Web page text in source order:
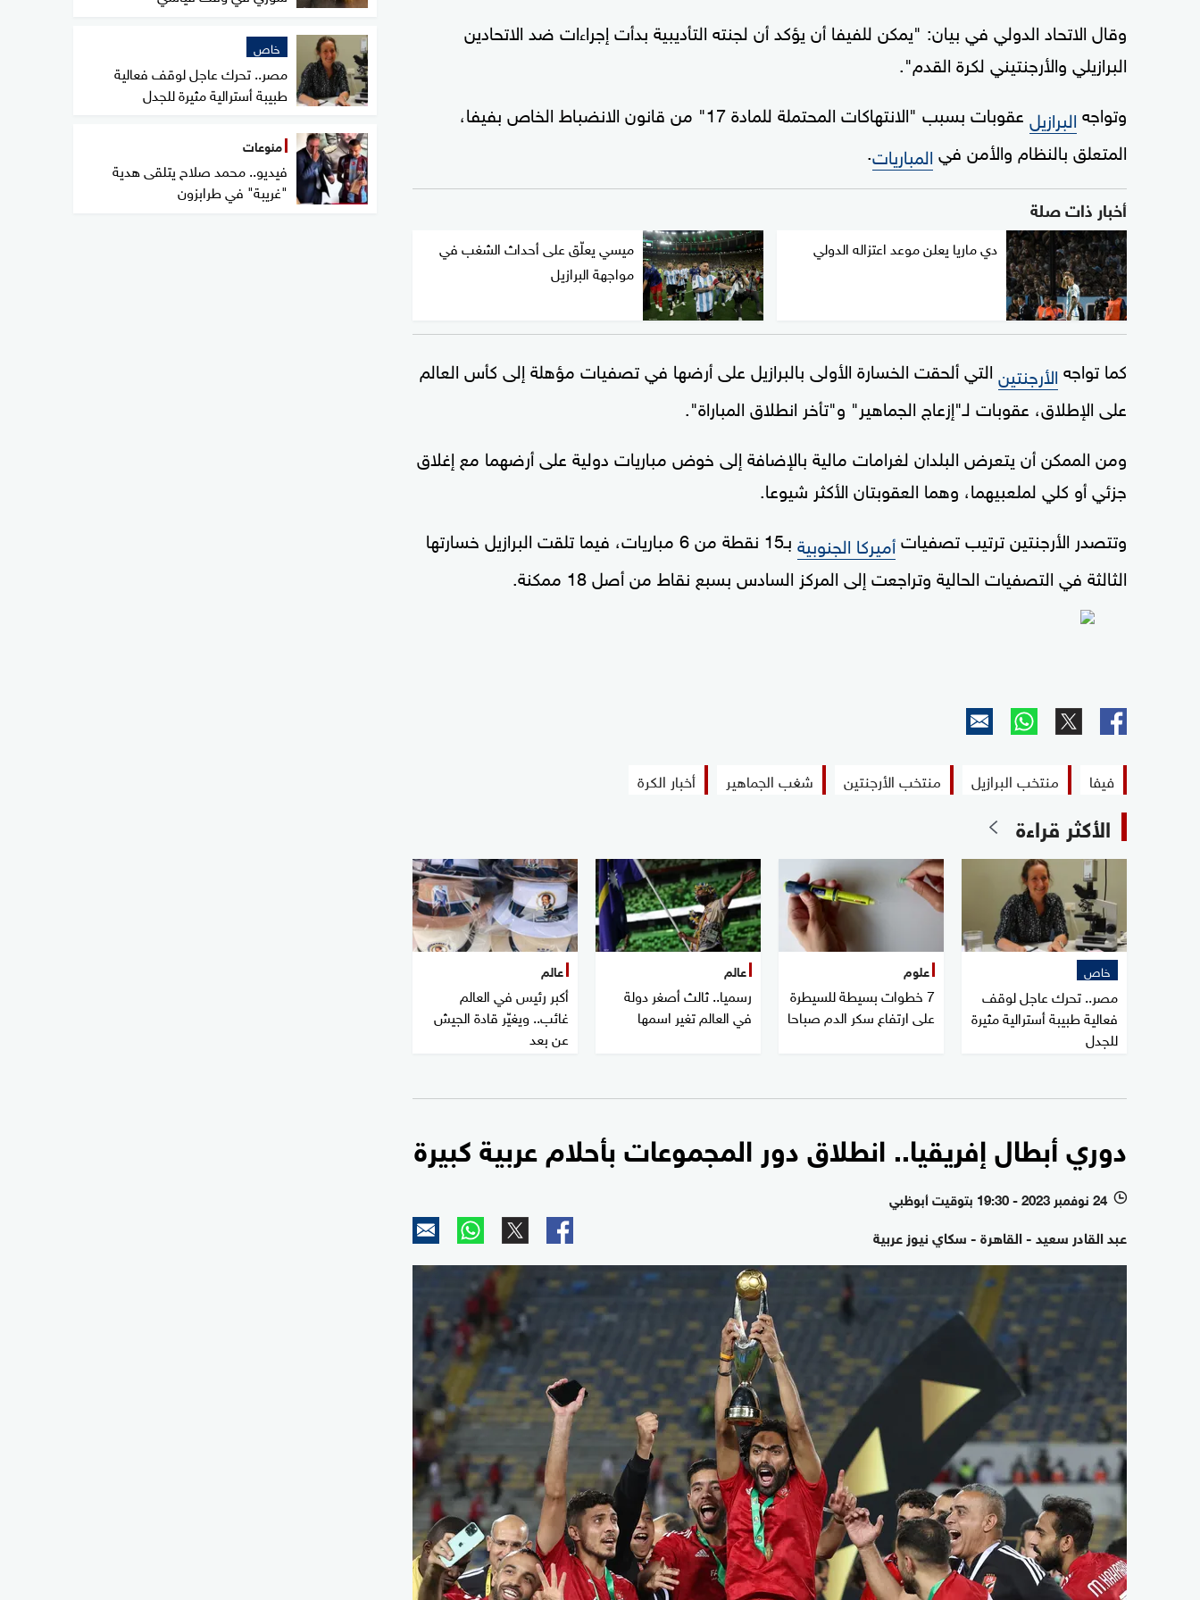
وقال الاتحاد الدولي في بيان: "يمكن للفيفا أن يؤكد أن لجنته التأديبية بدأت إجراءات ضد الاتحادين
البرازيلي والأرجنتيني لكرة القدم".
وتواجه البرازيل
عقوبات بسبب "الانتهاكات المحتملة للمادة 17" من قانون الانضباط الخاص بفيفا،
المتعلق بالنظام والأمن في المباريات
أخبار ذات صلة
دي ماريا يعلن موعد اعتزاله الدولي
ميسي يعلّق على أحداث الشغب في
مواجهة البرازيل
كما تواجه الأرجنتين التي ألحقت الخسارة الأولى بالبرازيل على أرضها في تصفيات مؤهلة إلى كأس العالم
على الإطلاق، عقوبات لـ"إزعاج الجماهير" و"تأخر انطلاق المباراة".
ومن الممكن أن يتعرض البلدان لغرامات مالية بالإضافة إلى خوض مباريات دولية على أرضهما مع إغلاق
جزئي أو كلي لملعبيهما، وهما العقوبتان الأكثر شيوعا.
وتتصدر الأرجنتين ترتيب تصفياتأميركا الجنوبية
بـ15 نقطة من 6 مباريات، فيما تلقت البرازيل خسارتها
الثالثة في التصفيات الحالية وتراجعت إلى المركز السادس بسبع نقاط من أصل 18 ممكنة.
فيفا منتخب البرازيل منتخب الأرجنتين شغب الجماهير أخبار الكرة
الأكثر قراءة
خاص
مصر.. تحرك عاجل لوقف
فعالية طبيبة أسترالية مثيرة
للجدل
علوم
7 خطوات بسيطة للسيطرة
على ارتفاع سكر الدم صباحا
عالم
رسميا.. ثالث أصغر دولة
في العالم تغير اسمها
عالم
أكبر رئيس في العالم
غائب.. ويغيّر قادة الجيش
عن بعد
دوري أبطال إفريقيا.. انطلاق دور المجموعات بأحلام عربية كبيرة
l 24 نوفمبر 2023 - 19:30 بتوقيت أبوظبي
عبد القادر سعيد - القاهرة - سكاي نيوز عربية
خاص
مصر.. تحرك عاجل لوقف فعالية
طبيبة أسترالية مثيرة للجدل
منوعات
فيديو.. محمد صلاح يتلقى هدية
"غريبة" في طرابزون